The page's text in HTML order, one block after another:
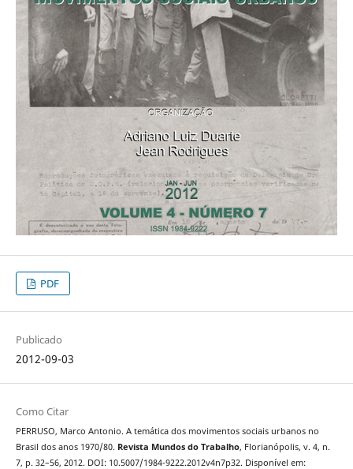
PDF
Publicado
2012-09-03
Como Citar
PERRUSO, Marco Antonio. A temática dos movimentos sociais urbanos no
Brasil dos anos 1970/80. Revista Mundos do Trabalho, Florianópolis, v. 4, n.
7, p. 32–56, 2012. DOI: 10.5007/1984-9222.2012v4n7p32. Disponível em: